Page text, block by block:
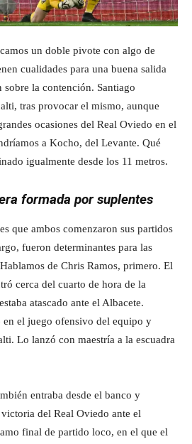
un doble pivote con algo de
cualidades para una buena salida
la contención. Santiago
tras provocar el mismo, aunque
ocasiones del Real Oviedo en el
a Kocho, del Levante. Qué
igualmente desde los 11 metros.
formada por suplentes
que ambos comenzaron sus partidos
fueron determinantes para las
de Chris Ramos, primero. El
cerca del cuarto de hora de la
atascado ante el Albacete.
en el juego ofensivo del equipo y
Lo lanzó con maestría a la escuadra
entraba desde el banco y
del Real Oviedo ante el
final de partido loco, en el que el